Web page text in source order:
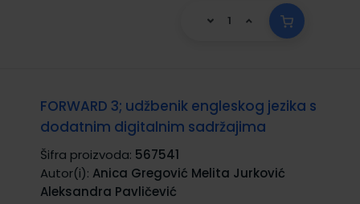
FORWARD 3; udžbenik engleskog jezika s
dodatnim digitalnim sadržajima
Šifra proizvoda: 567541
Autor(i): Anica Gregović Melita Jurković
Aleksandra Pavličević